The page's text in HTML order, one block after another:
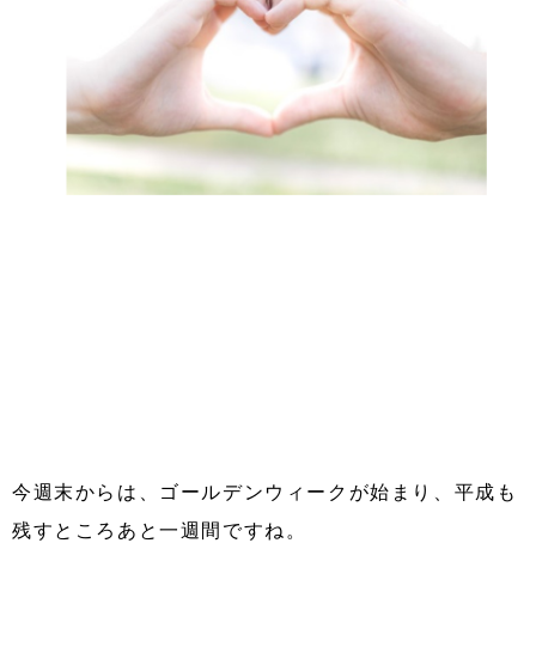
今週末からは、ゴールデンウィークが始まり、平成も
残すところあと一週間ですね。